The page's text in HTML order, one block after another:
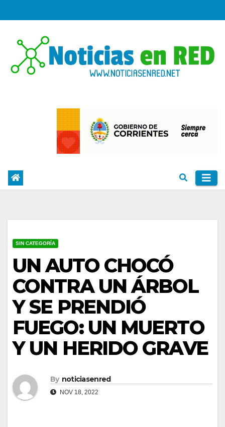
to
SIN CATEGORÍA
UN AUTO CHOCÓ
CONTRA UN ÁRBOL
Y SE PRENDIÓ
FUEGO: UN MUERTO
Y UN HERIDO GRAVE
By noticiasenred
NOV 18, 2022